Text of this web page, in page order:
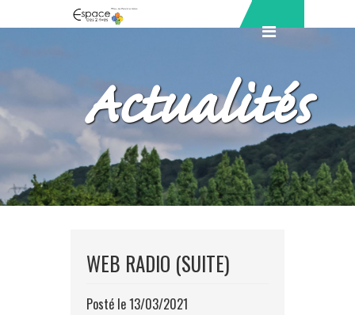
Actualités
WEB RADIO (SUITE)
Posté le 13/03/2021